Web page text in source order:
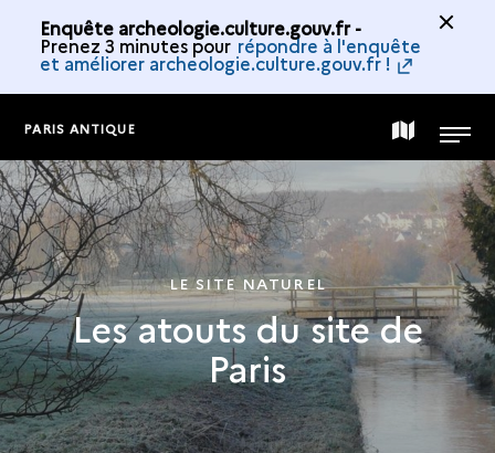
Enquête archeologie.culture.gouv.fr -
Prenez 3 minutes pour répondre à l'enquête
et améliorer archeologie.culture.gouv.fr !
PARIS ANTIQUE CARTE
COLLECTION
MENU
LE SITE NATUREL
Les atouts du site de
Paris